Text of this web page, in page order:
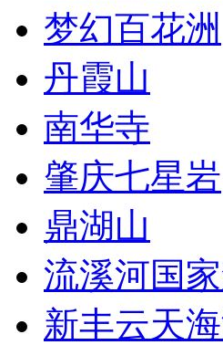
梦幻百花洲
丹霞山
南华寺
肇庆七星岩
鼎湖山
流溪河国
新丰云天